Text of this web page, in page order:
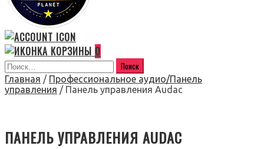
0
Главная / Профессиональное аудио/Панель
управления / Панель управления Audac
ПАНЕЛЬ УПРАВЛЕНИЯ AUDAC